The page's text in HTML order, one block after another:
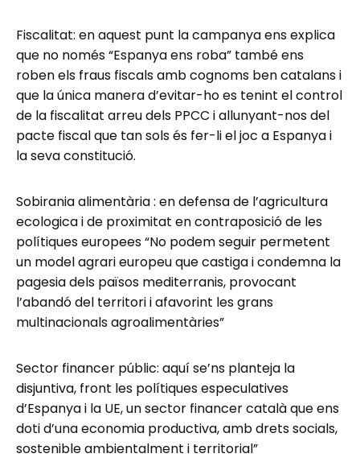
Fiscalitat: en aquest punt la campanya ens explica
que no només “Espanya ens roba” també ens
roben els fraus fiscals amb cognoms ben catalans i
que la única manera d’evitar-ho es tenint el control
de la fiscalitat arreu dels PPCC i allunyant-nos del
pacte fiscal que tan sols és fer-li el joc a Espanya i
la seva constitució.
Sobirania alimentària : en defensa de l’agricultura
ecologica i de proximitat en contraposició de les
polítiques europees “No podem seguir permetent
un model agrari europeu que castiga i condemna la
pagesia dels països mediterranis, provocant
l’abandó del territori i afavorint les grans
multinacionals agroalimentàries”
Sector financer públic: aquí se’ns planteja la
disjuntiva, front les polítiques especulatives
d’Espanya i la UE, un sector financer català que ens
doti d’una economia productiva, amb drets socials,
sostenible ambientalment i territorial”